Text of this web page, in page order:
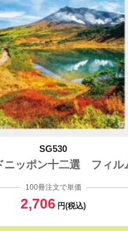
SG530
ニッポン十二選 フィル
100冊注文で単価
2,706 円(税込)